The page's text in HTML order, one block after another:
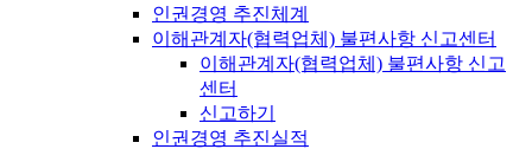
인권경영 추진체계
이해관계자(협력업체) 불편사항 신고센터
이해관계자(협력업체) 불편사항 신고
센터
신고하기
인권경영 추진실적